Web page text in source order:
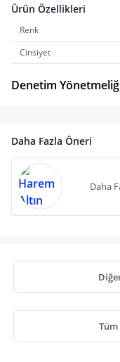
Ürün Özellikleri
Renk
Cinsiyet
Denetim
Daha Fazla Öneri
Daha
Tüm